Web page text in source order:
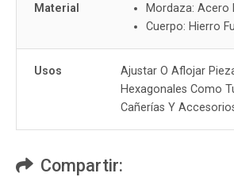
Material
Mordaza: Acero
Cuerpo: Hierro
Usos
Ajustar O Aflojar
Hexagonales Como
Cañerías Y
Compartir: